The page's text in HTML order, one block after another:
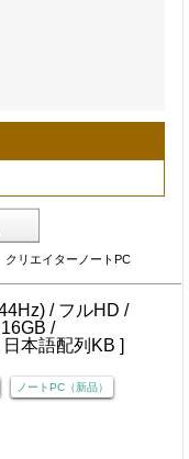
リエイターノートPC
ノートPC（新品）